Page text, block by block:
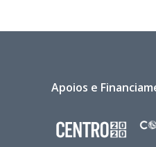
Apoios e